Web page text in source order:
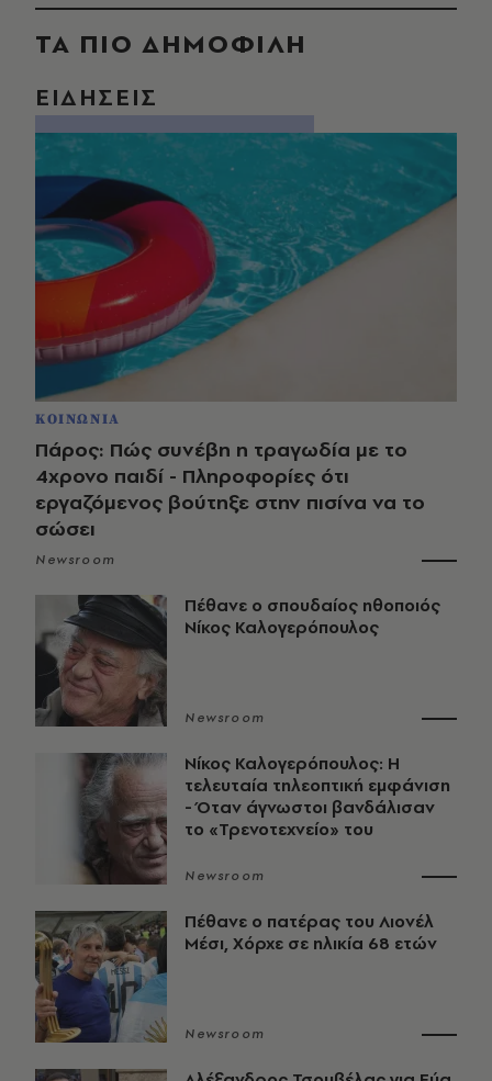
ΤΑ ΠΙΟ ΔΗΜΟΦΙΛΗ
ΕΙΔΗΣΕΙΣ
ΚΟΙΝΩΝΙΑ
Πάρος: Πώς συνέβη η τραγωδία με το
4χρονο παιδί - Πληροφορίες ότι
εργαζόμενος βούτηξε στην πισίνα να το
σώσει
Newsroom
Πέθανε ο σπουδαίος ηθοποιός
Νίκος Καλογερόπουλος
Newsroom
Νίκος Καλογερόπουλος: Η
τελευταία τηλεοπτική εμφάνιση
- Όταν άγνωστοι βανδάλισαν
το «Τρενοτεχνείο» του
Newsroom
Πέθανε ο πατέρας του Λιονέλ
Μέσι, Χόρχε σε ηλικία 68 ετών
Newsroom